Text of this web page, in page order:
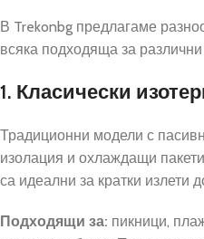
В Trekonbg предлагаме
всяка подходяща за
1. Класически
Традиционни модели с
изолация и охлаждащи
са идеални за кратки излети
Подходящи за: пикници,